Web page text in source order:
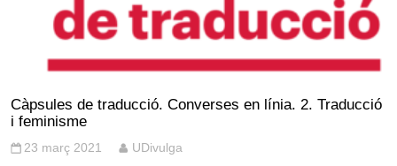
Càpsules de traducció. Converses en línia. 2. Traducció
i feminisme
23 març 2021 UDivulga